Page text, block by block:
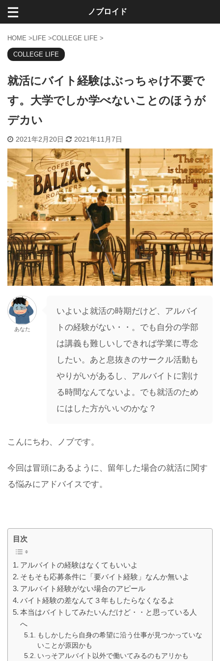
ノブロイド
HOME > LIFE >COLLEGE LIFE >
COLLEGE LIFE
就活にバイト経験はぶっちゃけ不要で
す。大学でしか学べないことのほうが
デカい
2021年2月20日 2021年11月7日
あなた
いよいよ就活の時期だけど、アルバイ
トの経験がない・・。でも自分の学部
は講義も難しいしできれば学業に専念
したい。あと息抜きのサークル活動も
やりがいがあるし、アルバイトに割け
る時間なんてないよ。でも就活のため
にはした方がいいのかな？
こんにちわ、ノブです。
今回は冒頭にあるように、留年した場合の就活に関す
る悩みにアドバイスです。
目次
アルバイトの経験はなくてもいいよ
そもそも応募条件に「要バイト経験」なんか無いよ
アルバイト経験がない場合のアピール
バイト経験の差なんて３年もしたらなくなるよ
本当はバイトしてみたいんだけど・・と思っている人
へ
もしかしたら自身の希望に沿う仕事が見つかっていな
いことが原因かも
いっそアルバイト以外で働いてみるのもアリかも